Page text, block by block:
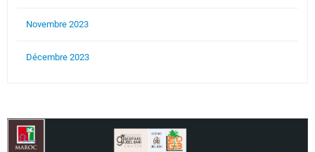
Novembre 2023
Décembre 2023